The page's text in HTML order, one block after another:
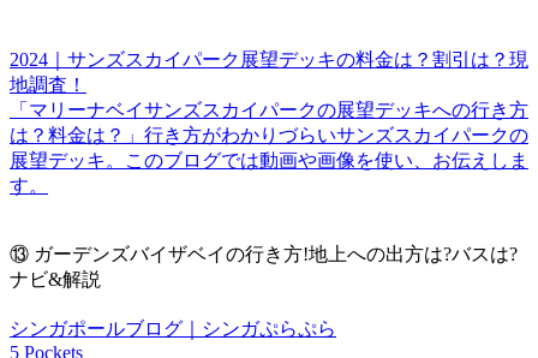
2024｜サンズスカイパーク展望デッキの料金は？割引は？現
地調査！
「マリーナベイサンズスカイパークの展望デッキへの行き方
は？料金は？」行き方がわかりづらいサンズスカイパークの
展望デッキ。このブログでは動画や画像を使い、お伝えしま
す。
⑬ ガーデンズバイザベイの行き方!地上への出方は?バスは?
ナビ&解説
シンガポールブログ｜シンガぷらぷら
5 Pockets